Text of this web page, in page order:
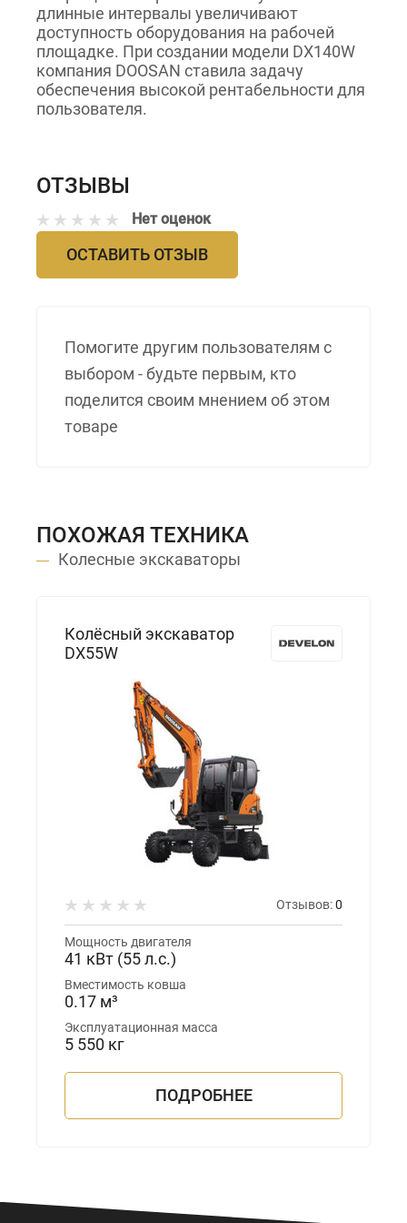
длинные интервалы увеличивают
доступность оборудования на рабочей
площадке. При создании модели DX140W
компания DOOSAN ставила задачу
обеспечения высокой рентабельности для
пользователя.
ОТЗЫВЫ
Нет оценок
ОСТАВИТЬ ОТЗЫВ
Помогите другим пользователям с
выбором - будьте первым, кто
поделится своим мнением об этом
товаре
ПОХОЖАЯ ТЕХНИКА
Колесные экскаваторы
Колёсный экскаватор
DX55W
Отзывов:0
Мощность двигателя
41 кВт (55 л.с.)
Вместимость ковша
0.17 м³
Эксплуатационная масса
5 550 кг
ПОДРОБНЕЕ